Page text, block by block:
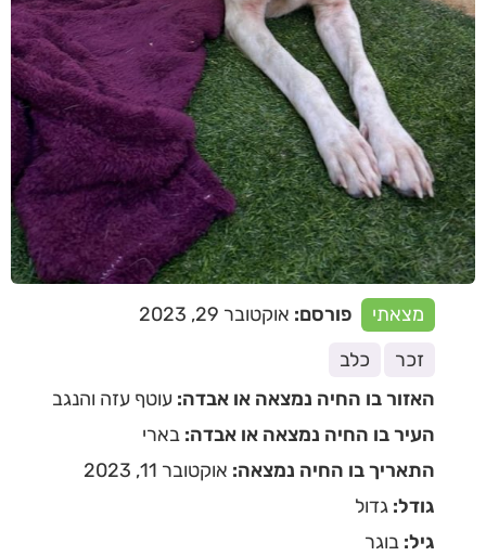
מצאתי פורסם: אוקטובר 29, 2023
זכר
כלב
האזור בו החיה נמצאה או אבדה:עוטף עזה והנגב
העיר בו החיה נמצאה או אבדה:בארי
התאריך בו החיה נמצאה: אוקטובר 11, 2023
גודל:גדול
גיל:בוגר